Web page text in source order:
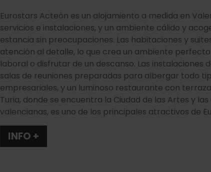
Eurostars Acteón es un alojamiento a medida en
servicios e instalaciones, y un ambiente cálido y
estancia sin preocupaciones. Las habitaciones y
atención al detalle, lo que crea un ambiente
laboral o disfrutar de un descanso. Las
salas de reuniones preparadas para albergar todo
empresariales, y un luminoso restaurante con
Turia, donde se encuentra la Ciudad de las Artes y
valencianas, es uno de los principales atractivos de
INFO +